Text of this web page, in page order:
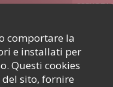
comportare la
e installati per
Questi cookies
sito, fornire
PRENOTA
Informazioni
54 rue des Rosiers